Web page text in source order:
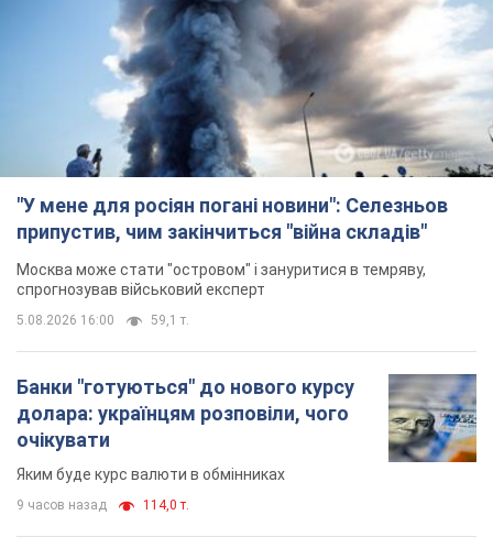
припустив, чим закінчиться "війна складів"
Москва може стати "островом" і зануритися в темряву,
спрогнозував військовий експерт
5.08.2026 16:00 59,1 т.
Банки "готуються" до нового курсу
долара: українцям розповіли, чого
очікувати
9 часов назад 114,0 т.
"Джипінг руйнує екосистеми, які
формувалися сотні років": у
Greenpeace забили на сполох
У високогір'ї розташовані альпійські та
комплекси, які формувалися протягом сотень років
9 часов назад 1,1 т.